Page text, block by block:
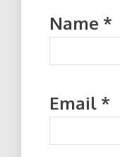
Name *
Email *